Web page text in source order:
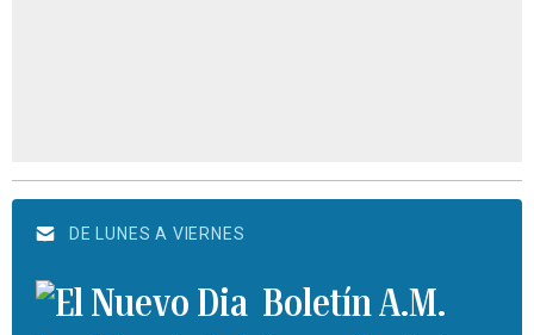
DE LUNES A VIERNES
Boletín A.M.